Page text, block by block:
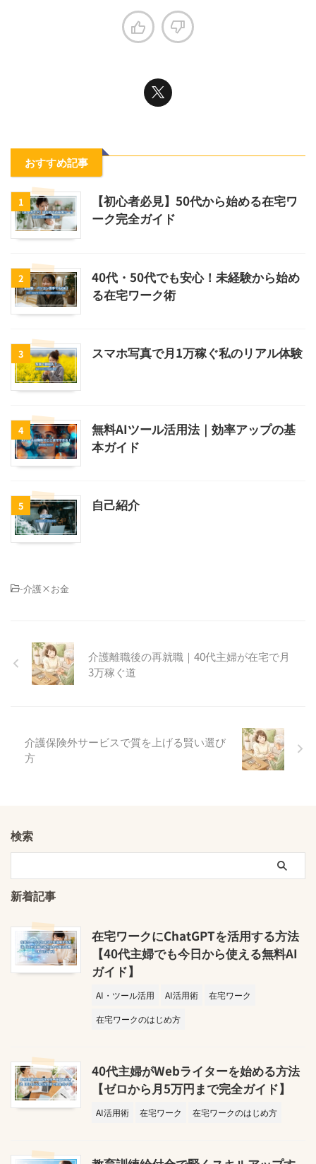
おすすめ記事
1
【初心者必見】50代から始める在宅ワ
ーク完全ガイド
2
40代・50代でも安心！未経験から始め
る在宅ワーク術
3 スマホ写真で月1万稼ぐ私のリアル体験
4
無料AIツール活用法｜効率アップの基
本ガイド
5 自己紹介
-介護×お金
介護離職後の再就職｜40代主婦が在宅で月
3万稼ぐ道
介護保険外サービスで質を上げる賢い選び
方
検索
新着記事
在宅ワークにChatGPTを活用する方法
【40代主婦でも今日から使える無料AI
ガイド】
AI・ツール活用 AI活用術
在宅ワーク
在宅ワークのはじめ方
40代主婦がWebライターを始める方法
【ゼロから月5万円まで完全ガイド】
AI活用術 在宅ワーク 在宅ワークのはじめ方